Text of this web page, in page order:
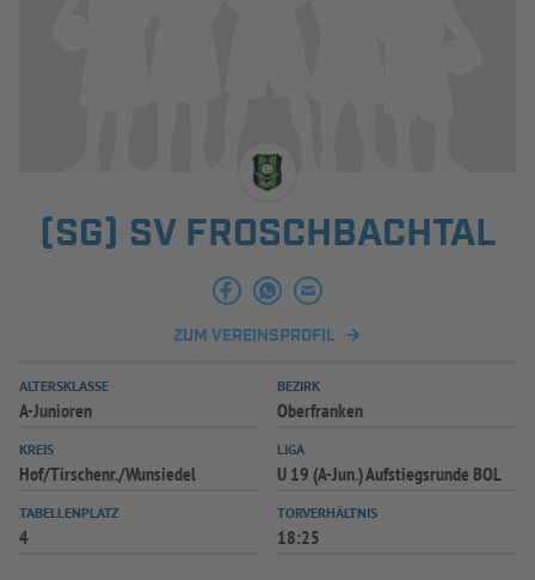
INFOTHEK SPIELPLUS
(SG) SV FROSCHBACHTAL
ZUM VEREINSPROFIL
ALTERSKLASSE
A-Junioren
BEZIRK
Oberfranken
KREIS
Hof/Tirschenr./Wunsiedel
LIGA
U 19 (A-Jun.) Aufstiegsrunde BOL
TABELLENPLATZ
4
TORVERHÄLTNIS
18:25